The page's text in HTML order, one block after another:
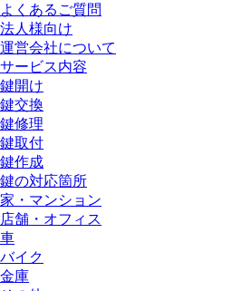
よくあるご質問
法人様向け
運営会社について
サービス内容
鍵開け
鍵交換
鍵修理
鍵取付
鍵作成
鍵の対応箇所
家・マンション
店舗・オフィス
車
バイク
金庫